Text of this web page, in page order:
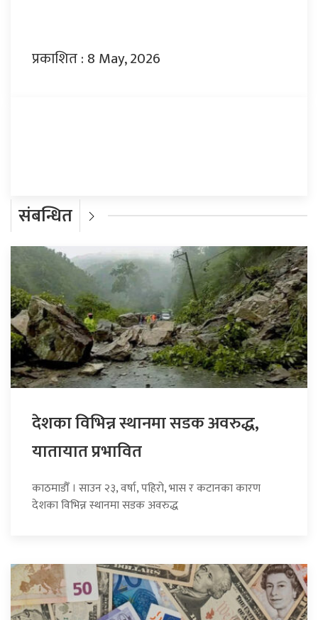
प्रकाशित : 8 May, 2026
संबन्धित
देशका विभिन्न स्थानमा सडक अवरुद्ध,
यातायात प्रभावित
काठमाडौँ । साउन २३, वर्षा, पहिरो, भास र कटानका कारण
देशका विभिन्न स्थानमा सडक अवरुद्ध